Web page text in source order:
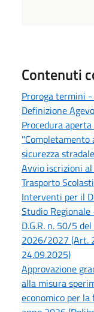
Contenuti
Proroga termini
Definizione
Procedura
sicurezza
Avvio iscrizioni
Trasporto
Interventi per il
Studio
D.G.R. n. 50/5
2026/2027 (Art.
24.09.2025)
Approvazione
alla misura
economico per